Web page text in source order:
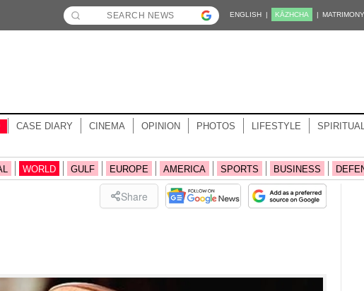
ENGLISH | KĀZHCHA |
CASE DIARY CINEMA OPINION PHOTOS LIFESTYLE
WORLD GULF EUROPE AMERICA SPORTS BUSINESS
Share